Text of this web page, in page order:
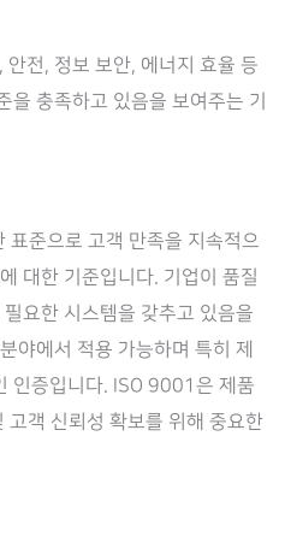
전, 정보 보안, 에너지 효율 등
을 충족하고 있음을 보여주는 기
준으로 고객 만족을 지속적으
대한 기준입니다. 기업이 품질
요한 시스템을 갖추고 있음을
야에서 적용 가능하며 특히 제
인증입니다. ISO 9001은 제품
고객 신뢰성 확보를 위해 중요한